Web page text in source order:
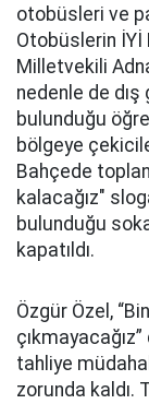
otobüsleri ve
Otobüslerin İYİ
Milletvekili
nedenle de
bulunduğu
bölgeye
Bahçede
kalacağız"
bulunduğu
kapatıldı.
Özgür Özel,
tahliye
zorunda kaldı.